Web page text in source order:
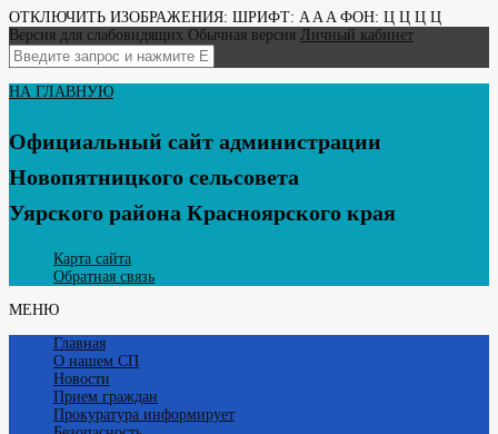
ОТКЛЮЧИТЬ ИЗОБРАЖЕНИЯ: ШРИФТ: A A A ФОН: Ц Ц Ц Ц
Версия для слабовидящих Обычная версия Личный кабинет
НА ГЛАВНУЮ
Официальный сайт администрации
Новопятницкого сельсовета
Уярского района Красноярского края
Карта сайта
Обратная связь
МЕНЮ
Главная
О нашем СП
Новости
Прием граждан
Прокуратура информирует